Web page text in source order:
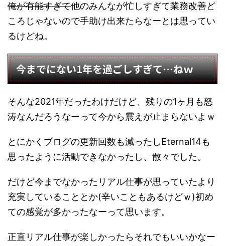
俺が有能すぎて他のみんなが忙しすぎて業務改善ど
ころじゃないので手助け出来たらなーとは思ってい
るけどね。
今までにない1年を過ごしすぎて…ねｗ
そんな2021年だったわけだけど、残りの1ヶ月も怒
涛なんだろうなーって今から震えが止まらないよｗ
とにかくブログの更新回数も減ったしEternal14も
思ったように活動できなかったし、散々でした。
だけど今までなかったリアル仕事が思っていたより
充実していることとか(辛いこともあるけどｗ)初め
ての感覚が多かったなーって思います。
正直リアル仕事が楽しかったらそれでもいいかなー